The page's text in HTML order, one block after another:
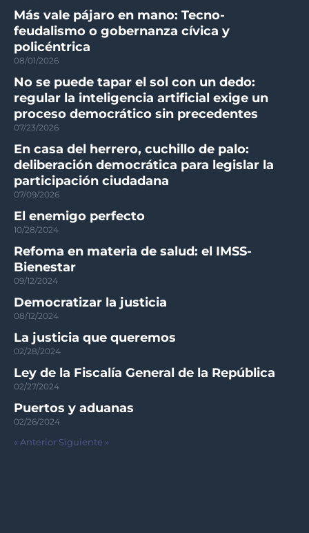
Más vale pájaro en mano: Tecno-
feudalismo o gobernanza cívica y
policéntrica
08/01/2026
No se puede tapar el sol con un dedo:
regular la inteligencia artificial exige un
proceso democrático sin precedentes
07/23/2026
En casa del herrero, cuchillo de palo:
deliberación democrática para legislar la
participación ciudadana
07/09/2026
El enemigo perfecto
10/28/2024
Refoma en materia de salud: el IMSS-
Bienestar
09/12/2024
Democratizar la justicia
08/12/2024
La justicia que queremos
02/28/2024
Ley de la Fiscalía General de la República
02/27/2024
Puertos y aduanas
02/26/2024
« Anterior Siguiente »